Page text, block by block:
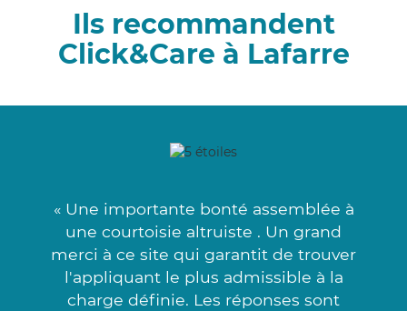
Ils recommandent
Click&Care à Lafarre
« Une importante bonté assemblée à
une courtoisie altruiste . Un grand
merci à ce site qui garantit de trouver
l'appliquant le plus admissible à la
charge définie. Les réponses sont